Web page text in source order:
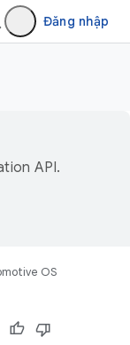
Đăng nhập
API.
OS